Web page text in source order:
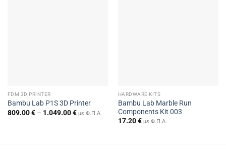
FDM 3D PRINTER
Bambu Lab P1S 3D Printer
809.00€ – 1.049.00€Price
range:
με Φ.Π.Α.
HARDWARE KITS
Bambu Lab Marble Run
Components Kit 003
17.20€ με Φ.Π.Α.